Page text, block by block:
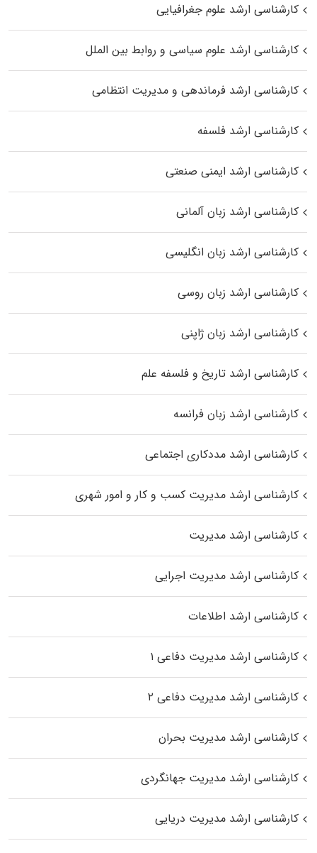
کارشناسی ارشد علوم جغرافیایی
کارشناسی ارشد علوم سیاسی و روابط بین الملل
کارشناسی ارشد فرماندهی و مدیریت انتظامی
کارشناسی ارشد فلسفه
کارشناسی ارشد ایمنی صنعتی
کارشناسی ارشد زبان آلمانی
کارشناسی ارشد زبان انگلیسی
کارشناسی ارشد زبان روسی
کارشناسی ارشد زبان ژاپنی
کارشناسی ارشد تاریخ و فلسفه علم
کارشناسی ارشد زبان فرانسه
کارشناسی ارشد مددکاری اجتماعی
کارشناسی ارشد مدیریت کسب و کار و امور شهری
کارشناسی ارشد مدیریت
کارشناسی ارشد مدیریت اجرایی
کارشناسی ارشد اطلاعات
کارشناسی ارشد مدیریت دفاعی ۱
کارشناسی ارشد مدیریت دفاعی ۲
کارشناسی ارشد مدیریت بحران
کارشناسی ارشد مدیریت جهانگردی
کارشناسی ارشد مدیریت دریایی